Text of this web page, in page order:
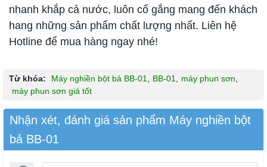
nhanh khắp cả nước, luôn cố gắng mang đến khách
hang những sản phẩm chất lượng nhất. Liên hệ
Hotline để mua hàng ngay nhé!
Từ khóa: Máy nghiền bột bả BB-01 BB-01 máy phun sơn
máy phun sơn giá tốt
Nhận xét, đánh giá sản phẩm Máy nghiền bột
bả BB-01